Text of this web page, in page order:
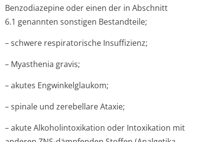
Benzodiazepine oder einen der in Abschnitt
6.1 genannten sonstigen Bestandteile;
– schwere respiratorische Insuffizienz;
– Myasthenia gravis;
– akutes Engwinkelglaukom;
– spinale und zerebellare Ataxie;
– akute Alkoholintoxikation oder Intoxikation mit